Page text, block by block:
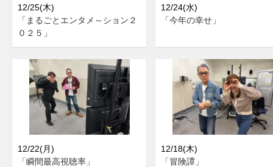
12/25(木)
「まるごとエンタメ～ション２
０２５」
12/24(水)
「今年の幸せ」
12/22(月)
「瞬間最高視聴率」
12/18(木)
「冒険譚」